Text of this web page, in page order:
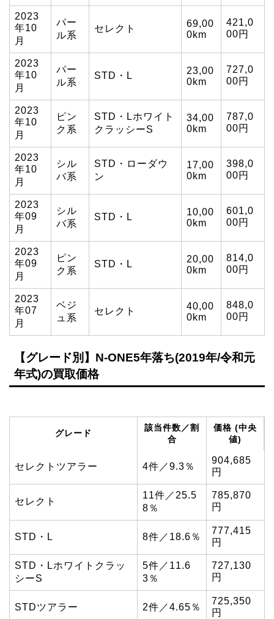
2023
年10
月
パー
ル系
セレクト
69,00
0km
421,0
00円
2023
年10
月
パー
ル系
STD・L
23,00
0km
727,0
00円
2023
年10
月
ピン
ク系
STD・Lホワイト
クラッシーS
34,00
0km
787,0
00円
2023
年10
月
シル
バ系
STD・ローダウ
ン
17,00
0km
398,0
00円
2023
年09
月
シル
バ系
STD・L
10,00
0km
601,0
00円
2023
年09
月
ピン
ク系
STD・L
20,00
0km
814,0
00円
2023
年07
月
ベジ
ュ系
セレクト
40,00
0km
848,0
00円
【グレード別】N-ONE5年落ち(2019年/令和元
年式)の買取価格
グレード
該当件数／割
合
価格 (中央
値)
セレクトツアラー 4件／9.3％
904,685
円
セレクト
11件／25.5
8％
785,870
円
STD・L 8件／18.6％
777,415
円
STD・Lホワイトクラッ
シーS
5件／11.6
3％
727,130
円
STDツアラー 2件／4.65％
725,350
円